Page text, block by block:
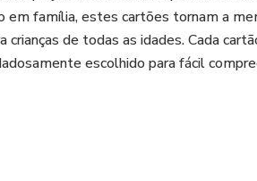
em família, estes cartões tornam a
de todas as idades. Cada
escolhido para fácil